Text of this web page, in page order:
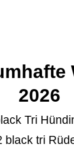
2026
Tri
black tri